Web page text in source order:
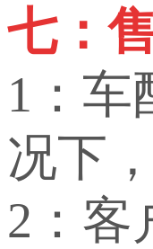
七：
1：车
况下
2：客